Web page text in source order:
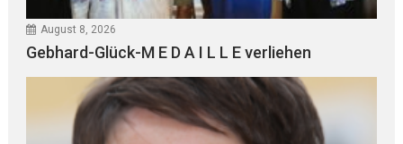
August 8, 2026
Gebhard-Glück-M E D A I L L E verliehen